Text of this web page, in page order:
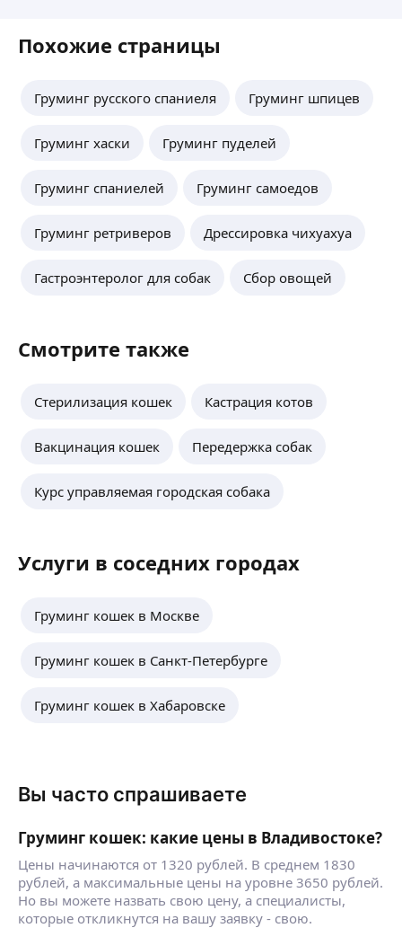
Похожие страницы
Груминг русского спаниеля Груминг шпицев
Груминг хаски Груминг пуделей
Груминг спаниелей Груминг самоедов
Груминг ретриверов Дрессировка чихуахуа
Гастроэнтеролог для собак Сбор овощей
Смотрите также
Стерилизация кошек Кастрация котов
Вакцинация кошек Передержка собак
Курс управляемая городская собака
Услуги в соседних городах
Груминг кошек в Москве
Груминг кошек в Санкт-Петербурге
Груминг кошек в Хабаровске
Вы часто спрашиваете
Груминг кошек: какие цены в Владивостоке?
Цены начинаются от 1320 рублей. В среднем 1830
рублей, а максимальные цены на уровне 3650 рублей.
Но вы можете назвать свою цену, а специалисты,
которые откликнутся на вашу заявку - свою.